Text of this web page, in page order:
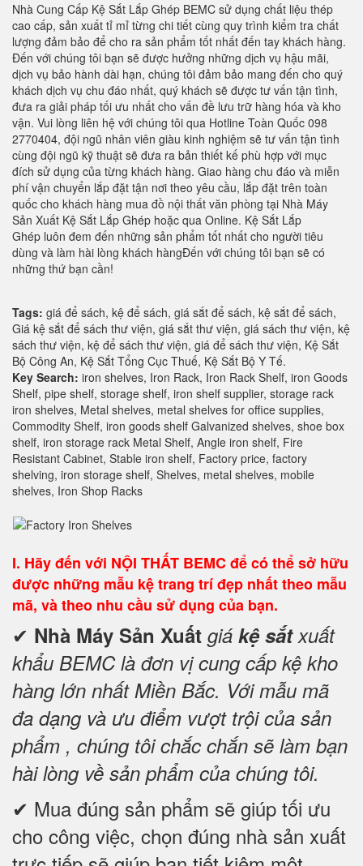
Nhà Cung Cấp Kệ Sắt Lắp Ghép BEMC sử dụng chất liệu thép
cao cấp, sản xuất tỉ mỉ từng chi tiết cùng quy trình kiểm tra chất
lượng đảm bảo để cho ra sản phẩm tốt nhất đến tay khách hàng.
Đến với chúng tôi bạn sẽ được hưởng những dịch vụ hậu mãi,
dịch vụ bảo hành dài hạn, chúng tôi đảm bảo mang đến cho quý
khách dịch vụ chu đáo nhất, quý khách sẽ được tư vấn tận tình,
đưa ra giải pháp tối ưu nhất cho vấn đề lưu trữ hàng hóa và kho
vận. Vui lòng liên hệ với chúng tôi qua Hotline Toàn Quốc 098
2770404, đội ngũ nhân viên giàu kinh nghiệm sẽ tư vấn tận tình
cùng đội ngũ kỹ thuật sẽ đưa ra bản thiết kế phù hợp với mục
đích sử dụng của từng khách hàng. Giao hàng chu đáo và miễn
phí vận chuyển lắp đặt tận nơi theo yêu cầu, lắp đặt trên toàn
quốc cho khách hàng mua đồ nội thất văn phòng tại Nhà Máy
Sản Xuất Kệ Sắt Lắp Ghép hoặc qua Online. Kệ Sắt Lắp
Ghép luôn đem đến những sản phẩm tốt nhất cho người tiêu
dùng và làm hài lòng khách hàngĐến với chúng tôi bạn sẽ có
những thứ bạn cần!
Tags: giá để sách, kệ để sách, giá sắt để sách, kệ sắt để sách,
Giá kệ sắt để sách thư viện, giá sắt thư viện, giá sách thư viện, kệ
sách thư viện, kệ để sách thư viện, giá để sách thư viện, Kệ Sắt
Bộ Công An, Kệ Sắt Tổng Cục Thuế, Kệ Sắt Bộ Y Tế.
Key Search: iron shelves, Iron Rack, Iron Rack Shelf, iron Goods
Shelf, pipe shelf, storage shelf, iron shelf supplier, storage rack
iron shelves, Metal shelves, metal shelves for office supplies,
Commodity Shelf, iron goods shelf Galvanized shelves, shoe box
shelf, iron storage rack Metal Shelf, Angle iron shelf, Fire
Resistant Cabinet, Stable iron shelf, Factory price, factory
shelving, iron storage shelf, Shelves, metal shelves, mobile
shelves, Iron Shop Racks
I. Hãy đến với NỘI THẤT BEMC để có thể sở hữu
được những mẫu kệ trang trí đẹp nhất theo mẫu
mã, và theo nhu cầu sử dụng của bạn.
✔ Nhà Máy Sản Xuất giá kệ sắtxuất
khẩu BEMC là đơn vị cung cấp kệ kho
hàng lớn nhất Miền Bắc. Với mẫu mã
đa dạng và ưu điểm vượt trội của sản
phẩm , chúng tôi chắc chắn sẽ làm bạn
hài lòng về sản phẩm của chúng tôi.
✔ Mua đúng sản phẩm sẽ giúp tối ưu
cho công việc, chọn đúng nhà sản xuất